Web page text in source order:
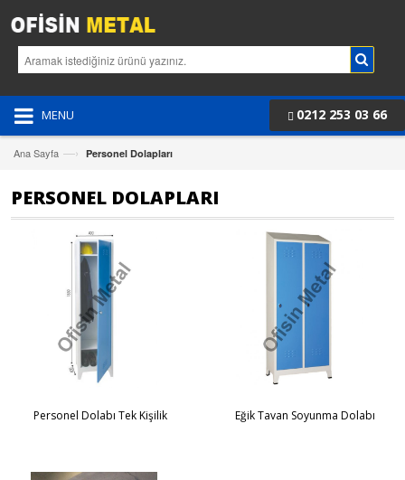
0212 253 03 66
MENU
Ana Sayfa —› Personel Dolapları
PERSONEL DOLAPLARI
Personel Dolabı Tek Kişilik Eğik Tavan Soyunma Dolabı